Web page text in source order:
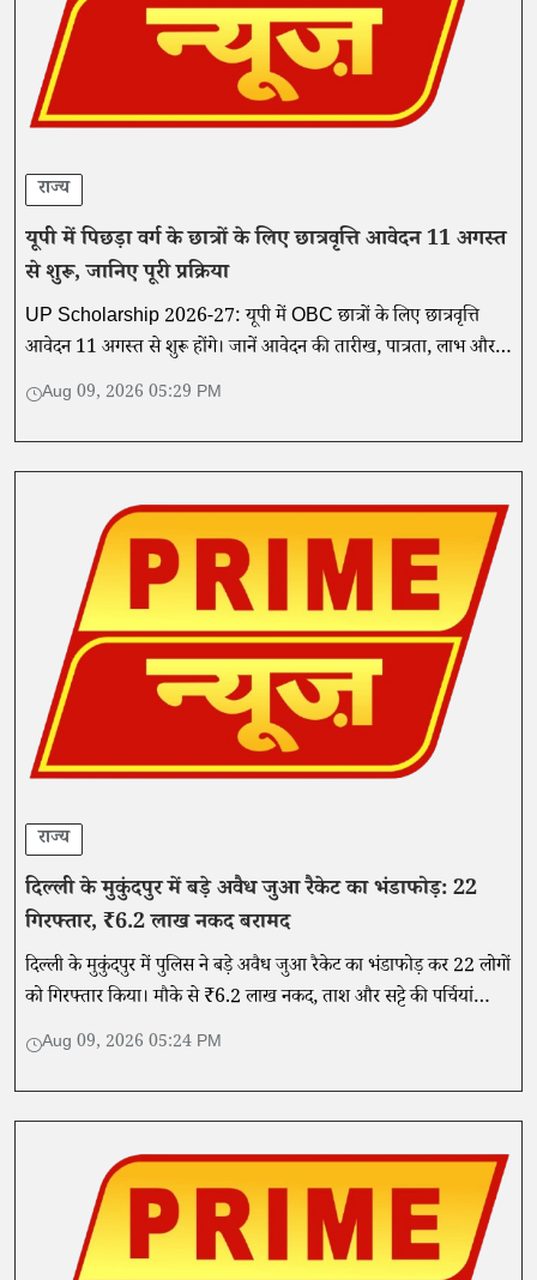
राज्य
यूपी में पिछड़ा वर्ग के छात्रों के लिए छात्रवृत्ति आवेदन 11 अगस्त
से शुरू, जानिए पूरी प्रक्रिया
UP Scholarship 2026-27: यूपी में OBC छात्रों के लिए छात्रवृत्ति
आवेदन 11 अगस्त से शुरू होंगे। जानें आवेदन की तारीख, पात्रता, लाभ और
2025-26 में मिले करोड़ों रुपये की सहायता।
Aug 09, 2026 05:29 PM
राज्य
दिल्ली के मुकुंदपुर में बड़े अवैध जुआ रैकेट का भंडाफोड़: 22
गिरफ्तार, ₹6.2 लाख नकद बरामद
दिल्ली के मुकुंदपुर में पुलिस ने बड़े अवैध जुआ रैकेट का भंडाफोड़ कर 22 लोगों
को गिरफ्तार किया। मौके से ₹6.2 लाख नकद, ताश और सट्टे की पर्चियां
बरामद हुईं।
Aug 09, 2026 05:24 PM